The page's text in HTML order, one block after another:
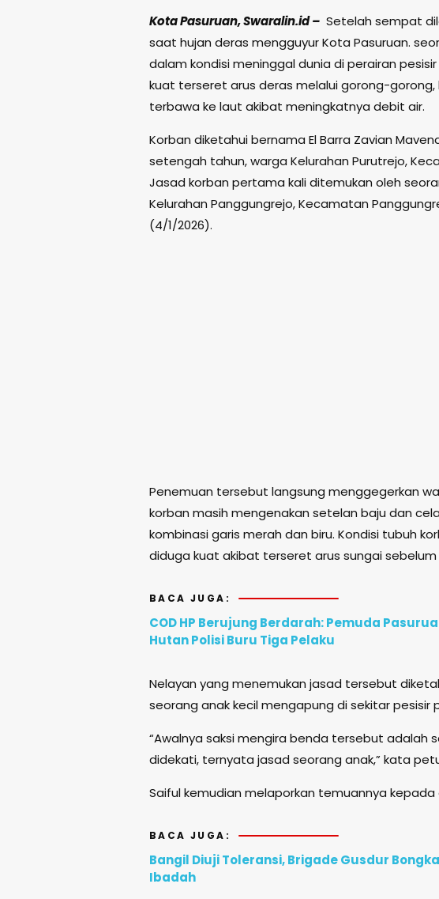
Kota Pasuruan, Swaralin.id – Setelah sempat
saat hujan deras mengguyur Kota Pasuruan.
dalam kondisi meninggal dunia di perairan
kuat terseret arus deras melalui gorong-gorong,
terbawa ke laut akibat meningkatnya debit air.
Korban diketahui bernama El Barra Zavian
setengah tahun, warga Kelurahan Purutrejo,
Jasad korban pertama kali ditemukan oleh
Kelurahan Panggungrejo, Kecamatan
(4/1/2026).
Penemuan tersebut langsung menggegerkan
korban masih mengenakan setelan baju dan
kombinasi garis merah dan biru. Kondisi tubuh
diduga kuat akibat terseret arus sungai sebelum
BACA JUGA:
COD HP Berujung Berdarah: Pemuda
Hutan Polisi Buru Tiga Pelaku
Nelayan yang menemukan jasad tersebut
seorang anak kecil mengapung di sekitar
“Awalnya saksi mengira benda tersebut adalah
didekati, ternyata jasad seorang anak,” kata
Saiful kemudian melaporkan temuannya
BACA JUGA:
Bangil Diuji Toleransi, Brigade Gusdur
Ibadah